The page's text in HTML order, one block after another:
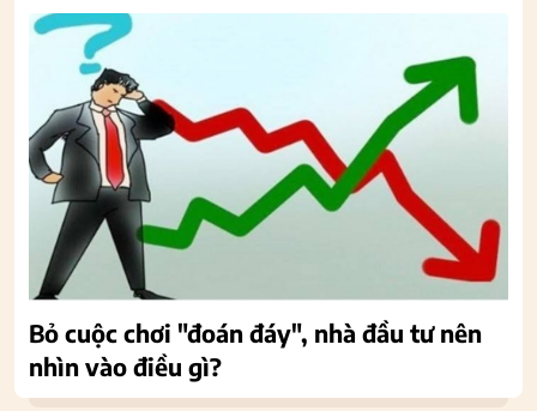
Bỏ cuộc chơi "đoán đáy", nhà đầu tư nên
nhìn vào điều gì?